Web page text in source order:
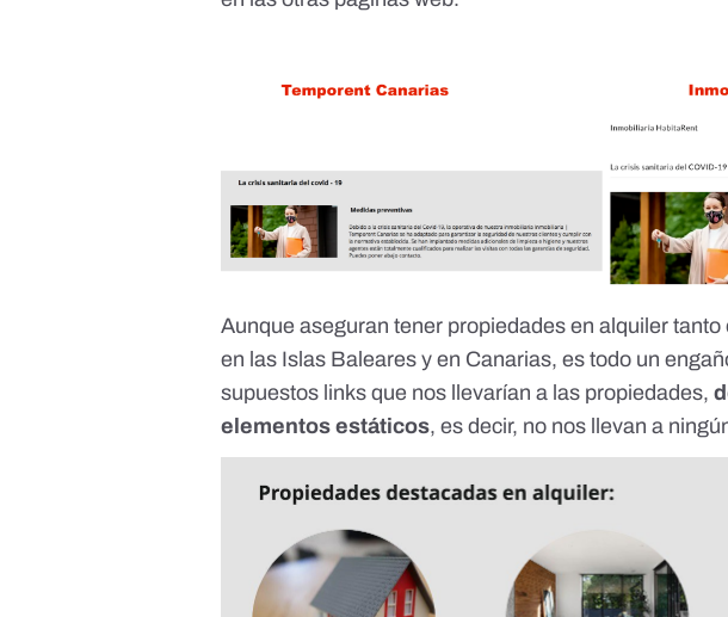
Aunque aseguran tener propiedades en alquiler
en las Islas Baleares y en Canarias, es todo un
supuestos links que nos llevarían a las propiedades,
elementos estáticos, es decir, no nos llevan a